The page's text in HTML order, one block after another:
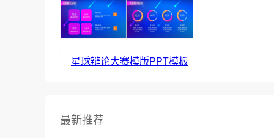
星球辩论大赛模版PPT模板
最新推荐